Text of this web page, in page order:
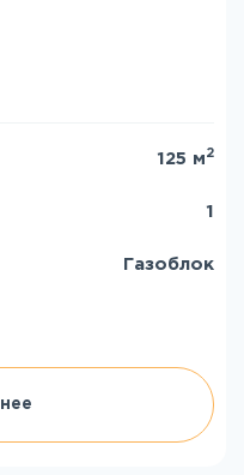
125 м 2
1
Газоблок